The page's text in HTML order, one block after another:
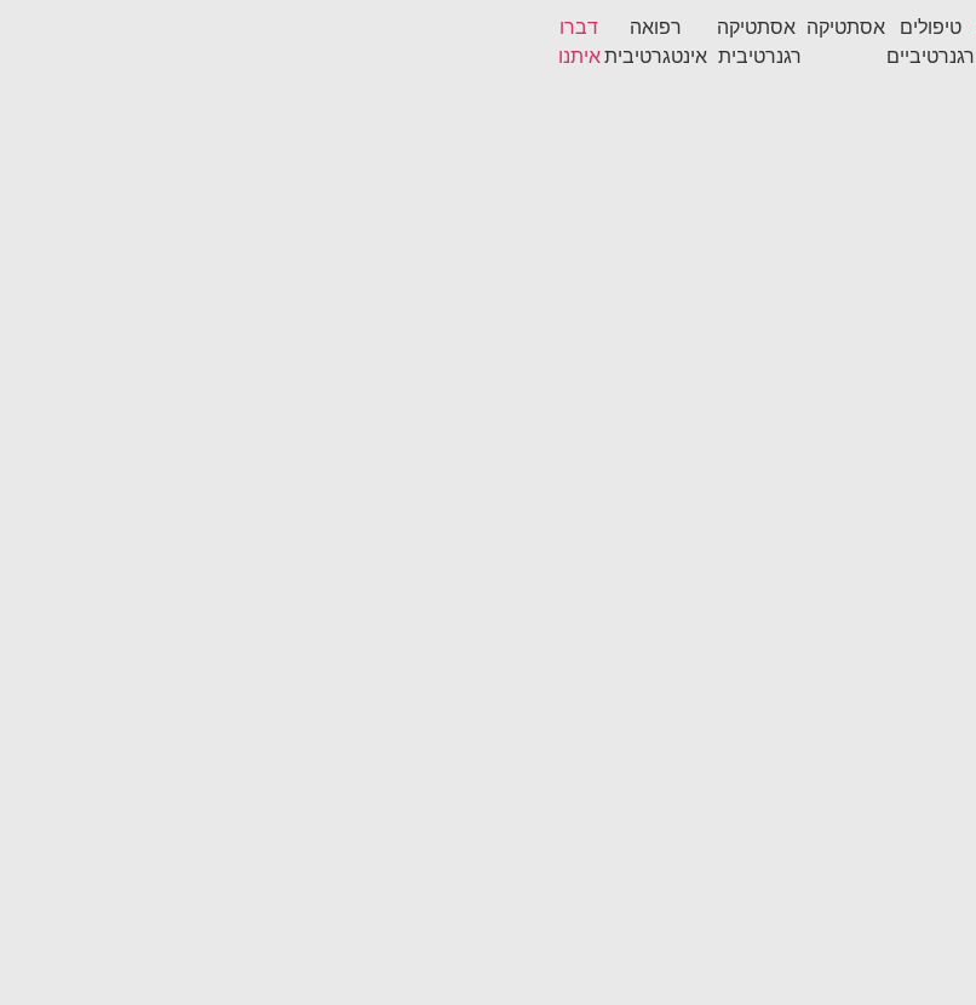
טיפולים
רגנרטיביים
אסתטיקה אסתטיקה
רגנרטיבית
רפואה
אינטגרטיבית
דברו
איתנו